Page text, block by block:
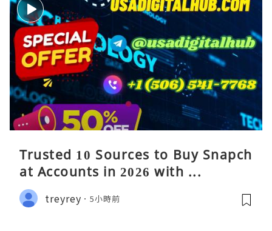
Trusted 10 Sources to Buy Snapch
at Accounts in 2026 with ...
treyrey 5小時前